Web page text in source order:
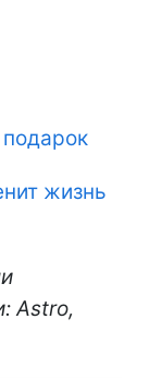
жизнь
Astro,